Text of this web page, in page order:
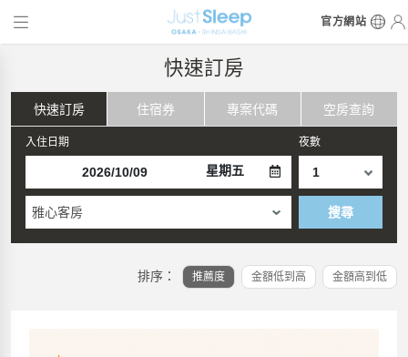
官方網站
快速訂房
快速訂房 住宿券 專案代碼 空房查詢
入住日期
星期五
夜數
雅心客房 搜尋
排序： 推薦度 金額低到高 金額高到低